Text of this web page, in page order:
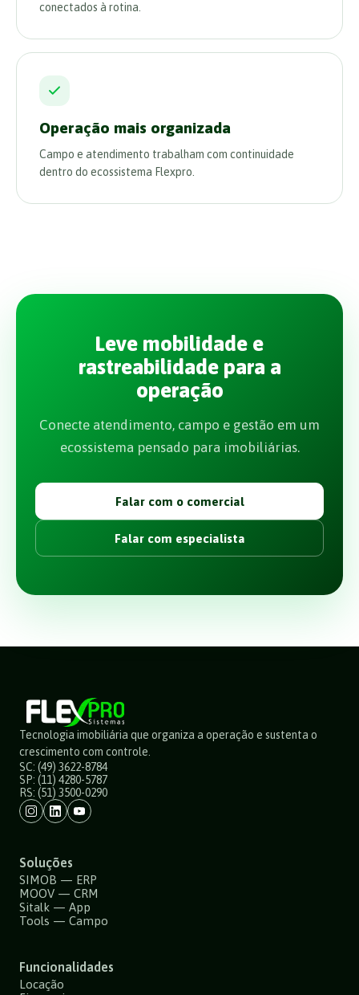
conectados à rotina.
Operação mais organizada
Campo e atendimento trabalham com continuidade
dentro do ecossistema Flexpro.
Leve mobilidade e
rastreabilidade para a
operação
Conecte atendimento, campo e gestão em um
ecossistema pensado para imobiliárias.
Falar com o comercial
Falar com especialista
Tecnologia imobiliária que organiza a operação e sustenta o
crescimento com controle.
SC: (49) 3622-8784
SP: (11) 4280-5787
RS: (51) 3500-0290
Soluções
SIMOB — ERP
MOOV — CRM
Sitalk — App
Tools — Campo
Funcionalidades
Locação